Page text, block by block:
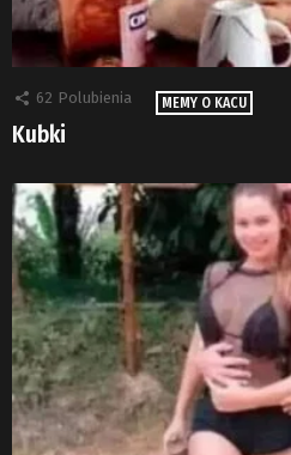
62 Polubienia MEMY O KACU
Kubki